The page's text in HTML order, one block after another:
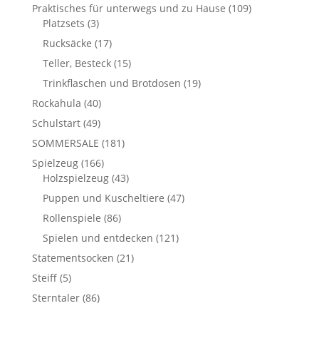
Praktisches für unterwegs und zu Hause (109)
Platzsets (3)
Rucksäcke (17)
Teller, Besteck (15)
Trinkflaschen und Brotdosen (19)
Rockahula (40)
Schulstart (49)
SOMMERSALE (181)
Spielzeug (166)
Holzspielzeug (43)
Puppen und Kuscheltiere (47)
Rollenspiele (86)
Spielen und entdecken (121)
Statementsocken (21)
Steiff (5)
Sterntaler (86)